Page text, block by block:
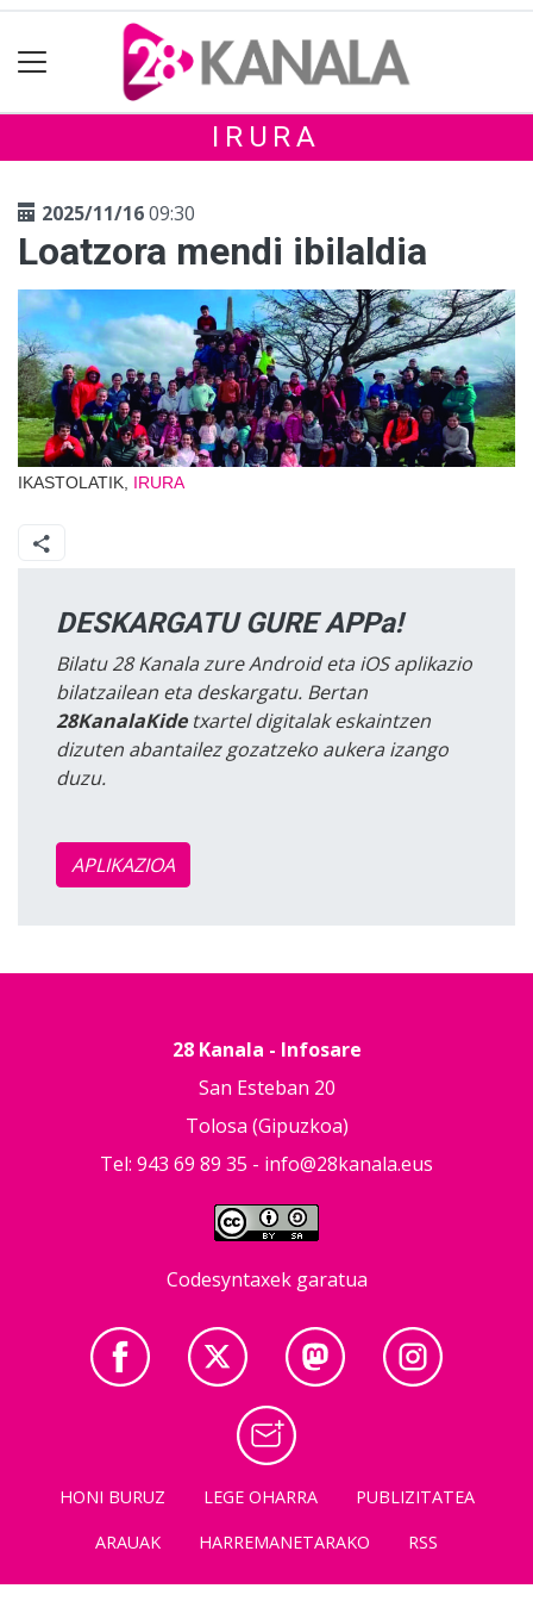
IRURA
2025/11/1609:30
Loatzora mendi ibilaldia
IKASTOLATIK, IRURA
DESKARGATU GURE APPa!
Bilatu 28 Kanala zure Android eta iOS aplikazio
bilatzailean eta deskargatu. Bertan
28KanalaKidetxartel digitalak eskaintzen
dizuten abantailez gozatzeko aukera izango
duzu.
APLIKAZIOA
28 Kanala - Infosare
San Esteban 20
Tolosa (Gipuzkoa)
Tel: 943 69 89 35 - info@28kanala.eus
Codesyntaxek garatua
HONI BURUZ LEGE OHARRA
PUBLIZITATEA
ARAUAK
HARREMANETARAKO RSS